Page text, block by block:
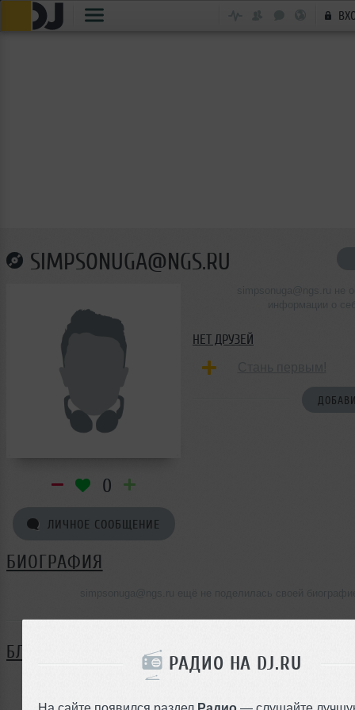
РАДИО НА DJ.RU
На сайте появился раздел Радио — слушайте
SIMPSONUGA@NGS.RU
0
ЛИЧНОЕ СООБЩЕНИЕ
НЕТ ДРУЗЕЙ
БИОГРАФИЯ
БЛОГ